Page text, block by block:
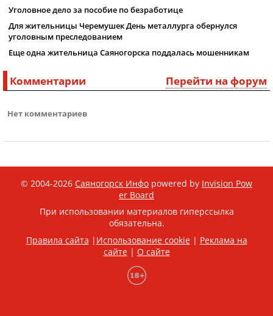
Уголовное дело за пособие по безработице
Для жительницы Черемушек День металлурга обернулся
уголовным преследованием
Еще одна жительница Саяногорска поддалась мошенникам
Перейти на форум
Комментарии
Нет комментариев
© 2004-2026 Саяногорск Инфо powered by Invision Pow
er Board
При использовании материалов гиперссылка
обязательна.
Правила сайта | Использование cookie| Реклама на
сайте| О сайте